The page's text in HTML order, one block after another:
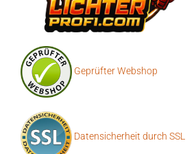
Geprüfter Webshop
Datensicherheit durch SSL